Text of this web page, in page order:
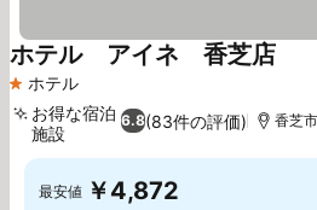
1 ホテルのランク
ホテル
ホテル アイネ 香芝店
6.8(83件の評価)
お得な宿泊
施設
香芝
最安値 ￥4,872